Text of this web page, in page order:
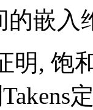
的嵌入
明, 饱